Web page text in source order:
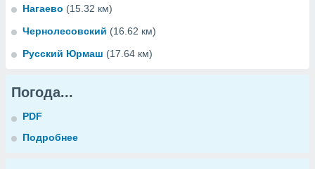
Нагаево (15.32 км)
Чернолесовский (16.62 км)
Русский Юрмаш (17.64 км)
Погода...
PDF
Подробнее